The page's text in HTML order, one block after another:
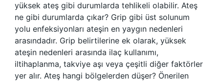
yüksek ateş gibi durumlarda tehlikeli olabilir. Ateş
ne gibi durumlarda çıkar? Grip gibi üst solunum
yolu enfeksiyonları ateşin en yaygın nedenleri
arasındadır. Grip belirtilerine ek olarak, yüksek
ateşin nedenleri arasında ilaç kullanımı,
iltihaplanma, takviye aşı veya çeşitli diğer faktörler
yer alır. Ateş hangi bölgelerden düşer? Önerilen